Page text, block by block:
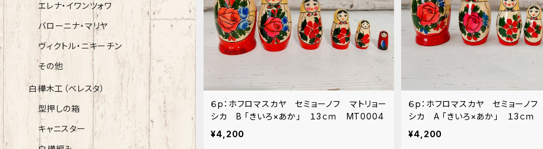
６p：ホフロマスカヤ セミョーノフ マトリョー
シカ B 「きいろ×あか」 １3ｃｍ MT0004
¥4,200
６p：ホフロマスカヤ セミョーノフ
シカ A 「きいろ×あか」 １3ｃ
¥4,200
エレナ・イワンツォワ
バローニナ・マリヤ
ヴィクトル・ニキーチン
その他
白樺木工（ベレスタ）
型押しの箱
キャニスター